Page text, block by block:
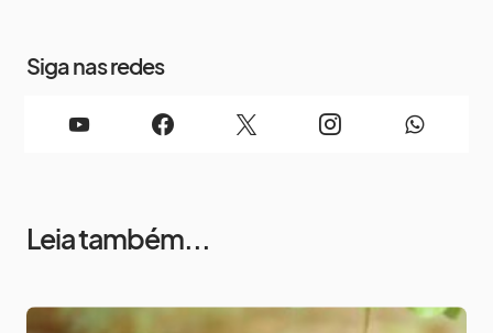
Siga nas redes
Leia também...